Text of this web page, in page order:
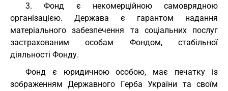
3. Фонд є некомерційною самоврядною
організацією. Держава є гарантом надання
матеріального забезпечення та соціальних послуг
застрахованим особам Фондом, стабільної
діяльності Фонду.
Фонд є юридичною особою, має печатку із
зображенням Державного Герба України та своїм